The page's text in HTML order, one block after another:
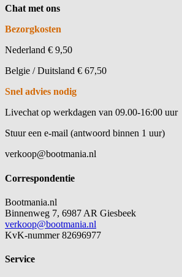
Chat met ons
Bezorgkosten
Nederland € 9,50
Belgie / Duitsland € 67,50
Snel advies nodig
Livechat op werkdagen van 09.00-16:00 uur
Stuur een e-mail (antwoord binnen 1 uur)
verkoop@bootmania.nl
Correspondentie
Bootmania.nl
Binnenweg 7, 6987 AR Giesbeek
verkoop@bootmania.nl
KvK-nummer 82696977
Service